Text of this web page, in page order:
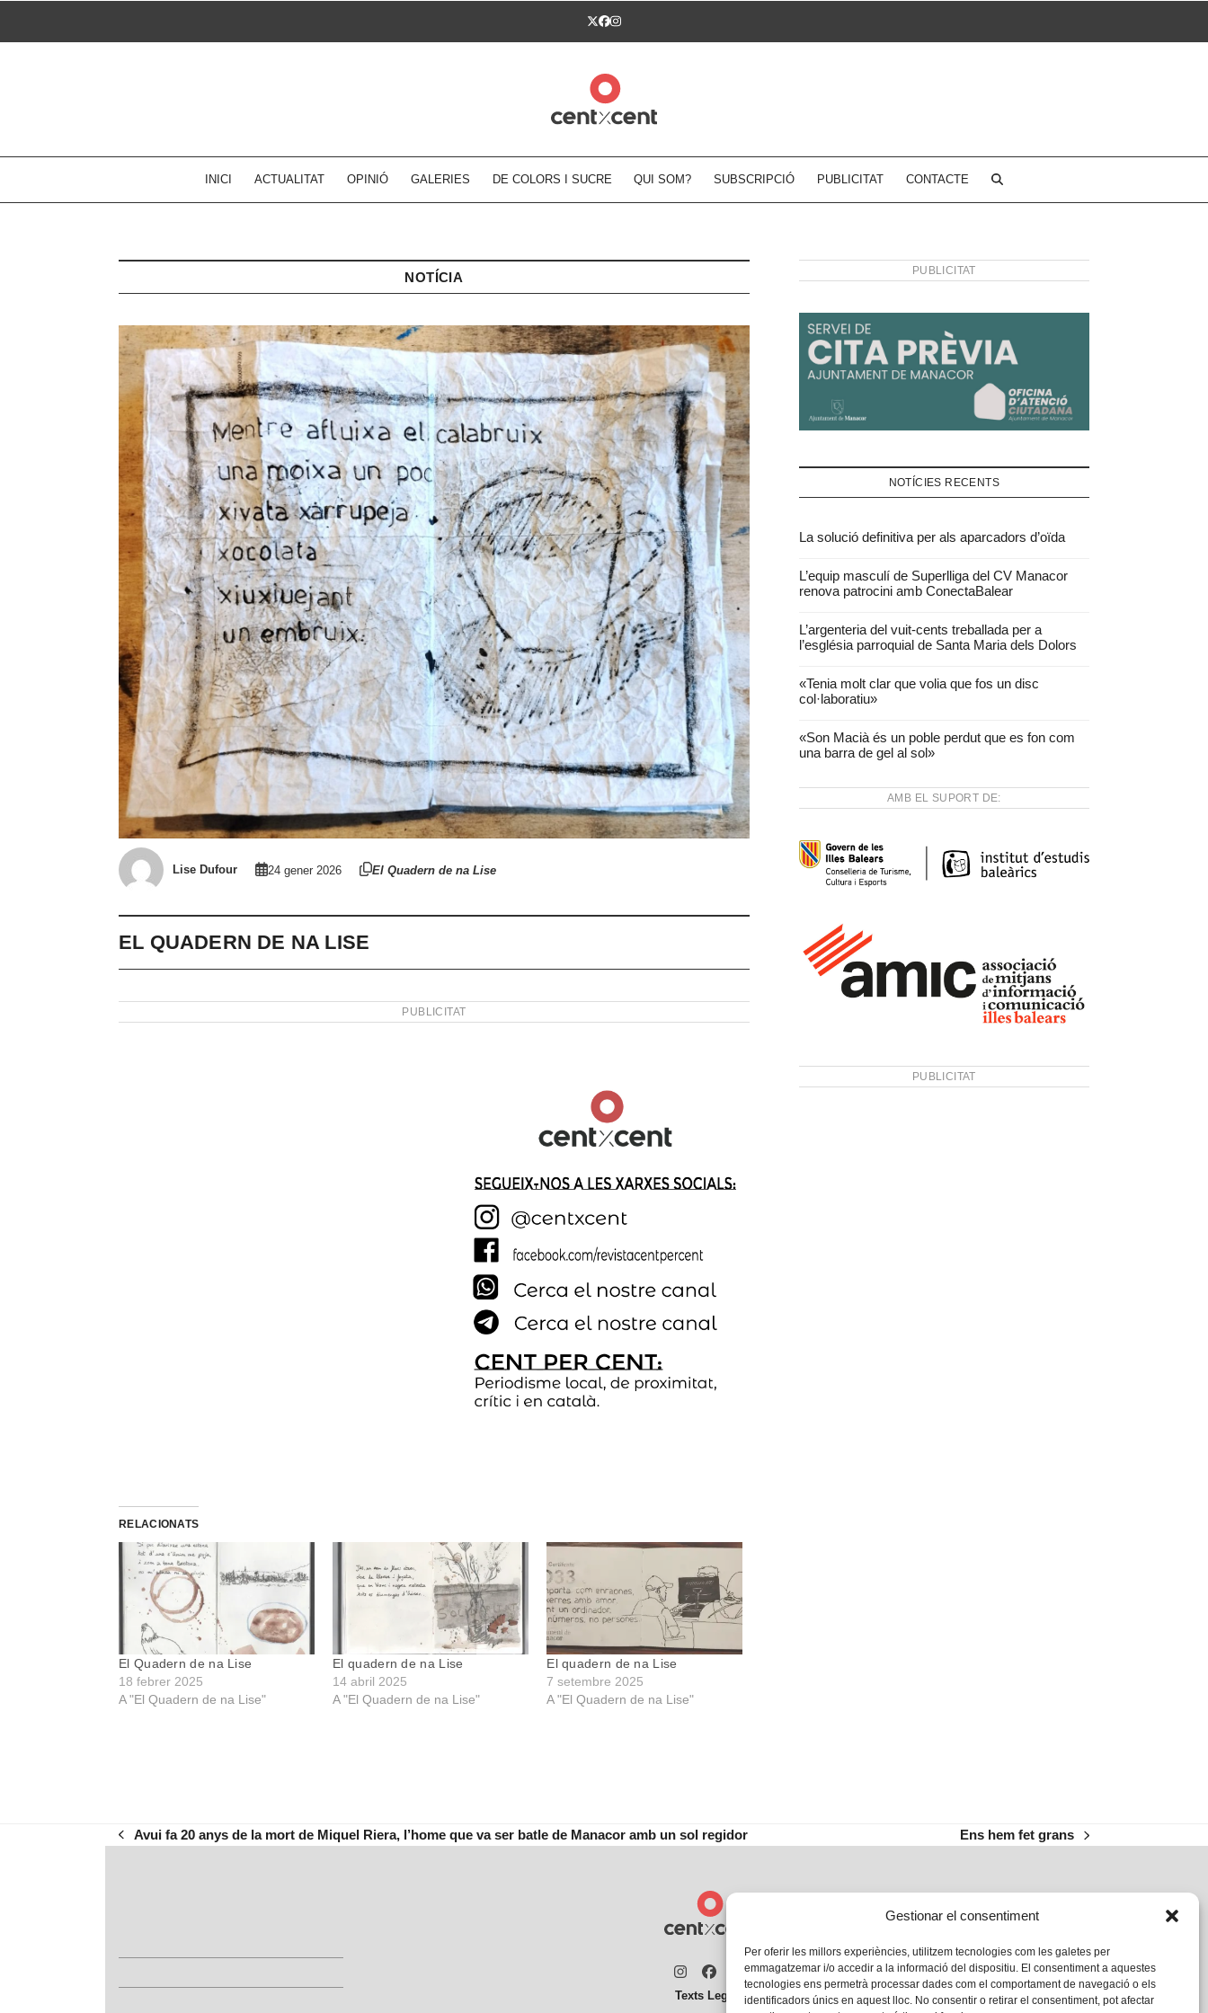
Gestionar el consentiment
Per oferir les millors experiències, utilitzem tecnologies com les galetes per
emmagatzemar i/o accedir a la informació del dispositiu. El consentiment a aquestes
tecnologies ens permetrà processar dades com el comportament de navegació o els
identificadors únics en aquest lloc. No consentir o retirar el consentiment, pot afectar
Twitter
Facebook
Instagram
INICI ACTUALITAT OPINIÓ GALERIES DE COLORS I SUCRE QUI SOM? SUBSCRIPCIÓ PUBLICITAT CONTACTE
NOTÍCIA
Lise Dufour 24 gener 2026 El Quadern de na Lise
EL QUADERN DE NA LISE
PUBLICITAT
RELACIONATS
El Quadern de na Lise
18 febrer 2025
A "El Quadern de na Lise"
El quadern de na Lise
14 abril 2025
A "El Quadern de na Lise"
El quadern de na Lise
7 setembre 2025
A "El Quadern de na Lise"
PUBLICITAT
NOTÍCIES RECENTS
La solució definitiva per als aparcadors d’oïda
L’equip masculí de Superlliga del CV Manacor
renova patrocini amb ConectaBalear
L’argenteria del vuit-cents treballada per a
l’església parroquial de Santa Maria dels Dolors
«Tenia molt clar que volia que fos un disc
col·laboratiu»
«Son Macià és un poble perdut que es fon com
una barra de gel al sol»
AMB EL SUPORT DE:
PUBLICITAT
previous
Avui fa 20 anys de la mort de Miquel Riera, l’home que va ser batle de Manacor amb un sol regidor
next
Ens hem fet grans
Instagram
Facebook
Twitter
Texts Legals